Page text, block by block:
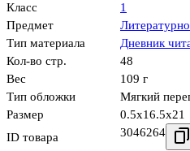
Класс
1
Предмет
Тип материала
Дневник
Кол-во стр.
48
Вес
109 г
Тип обложки
Мягкий
Размер
0.5x16.5x21
ID товара
3046264